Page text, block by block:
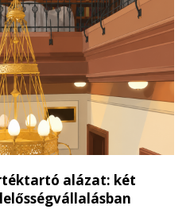
kiemelte, hogy a
két alapvető elem
arra vonatkozóan,
az egyes
pénzügyi
alázat: két